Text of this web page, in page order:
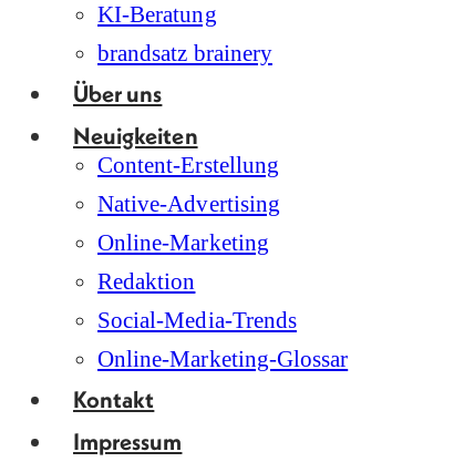
KI-Beratung
brandsatz brainery
Über uns
Neuigkeiten
Content-Erstellung
Native-Advertising
Online-Marketing
Redaktion
Social-Media-Trends
Online-Marketing-Glossar
Kontakt
Impressum